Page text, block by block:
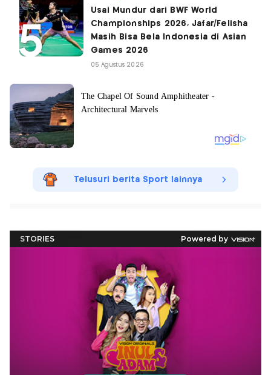
Usai Mundur dari BWF World
Championships 2026, Jafar/Felisha
Masih Bisa Bela Indonesia di Asian
Games 2026
05 Agustus 2026
Telusuri berita Sport lainnya